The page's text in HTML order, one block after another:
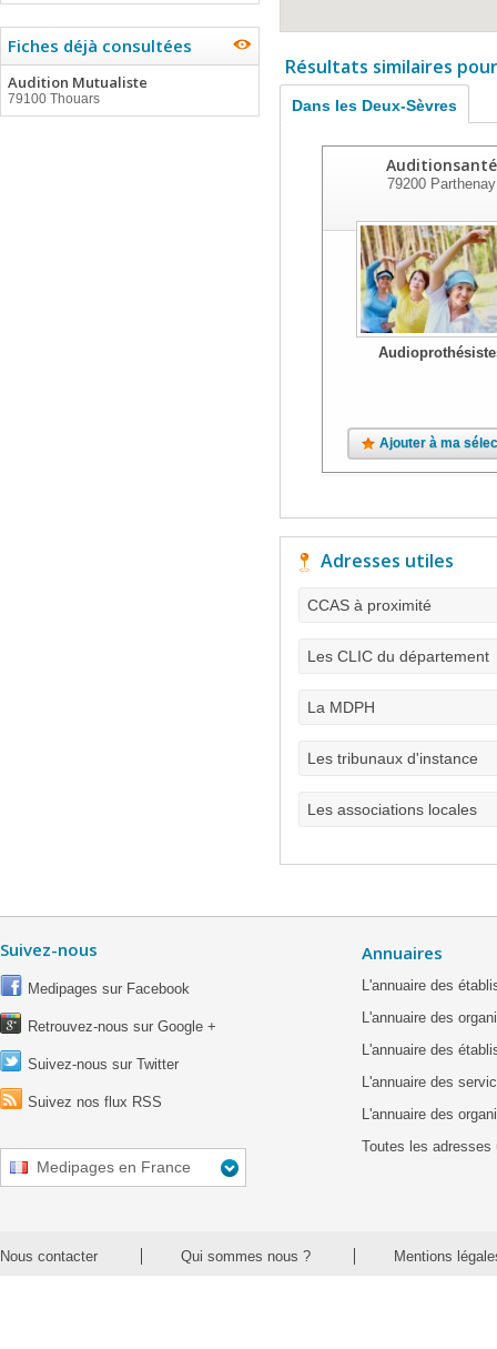
Fiches déjà consultées
Audition Mutualiste
79100 Thouars
Résultats similaires
Dans les Deux-Sèvres
Auditionsanté
79200Parthenay
Ajouter à ma
Adresses utiles
CCAS à proximité
Les CLIC du département
La MDPH
Les tribunaux d'instance
Les associations locales
Suivez-nous
Medipages sur Facebook
Retrouvez-nous sur Google +
Suivez-nous sur Twitter
Suivez nos flux RSS
Medipages en France
Annuaires
L'annuaire des
L'annuaire des
L'annuaire des
L'annuaire des
L'annuaire des
Toutes les adresses
Nous contacter Qui sommes nous ? Mentions